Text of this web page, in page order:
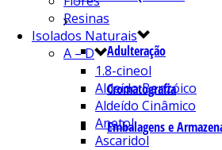
Adulteração
Cromatografia
Embalagens e
Resinas
Isolados Naturais
A – D
1.8-cineol
Aldeído Benzóico
Aldeído Cinâmico
Anetol
Ascaridol